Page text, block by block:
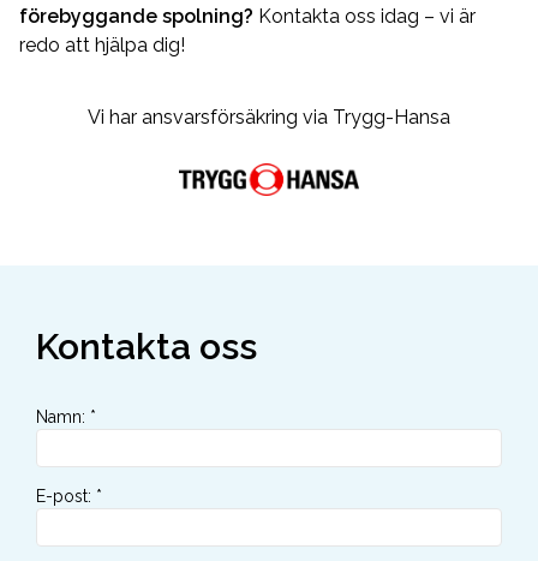
förebyggande spolning? Kontakta oss idag – vi är
redo att hjälpa dig!
Vi har ansvarsförsäkring via Trygg-Hansa
Kontakta oss
Namn: *
E-post: *